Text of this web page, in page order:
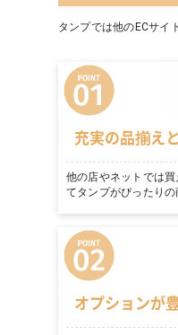
タンプでは他のECサイ
充実の品揃え
他の店やネットでは
てタンプがぴったり
オプションが